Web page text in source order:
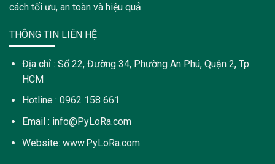
cách tối ưu, an toàn và hiệu quả.
THÔNG TIN LIÊN HỆ
Địa chỉ : Số 22, Đường 34, Phường An Phú, Quận 2, Tp.
HCM
Hotline : 0962 158 661
Email : info@PyLoRa.com
Website: www.PyLoRa.com